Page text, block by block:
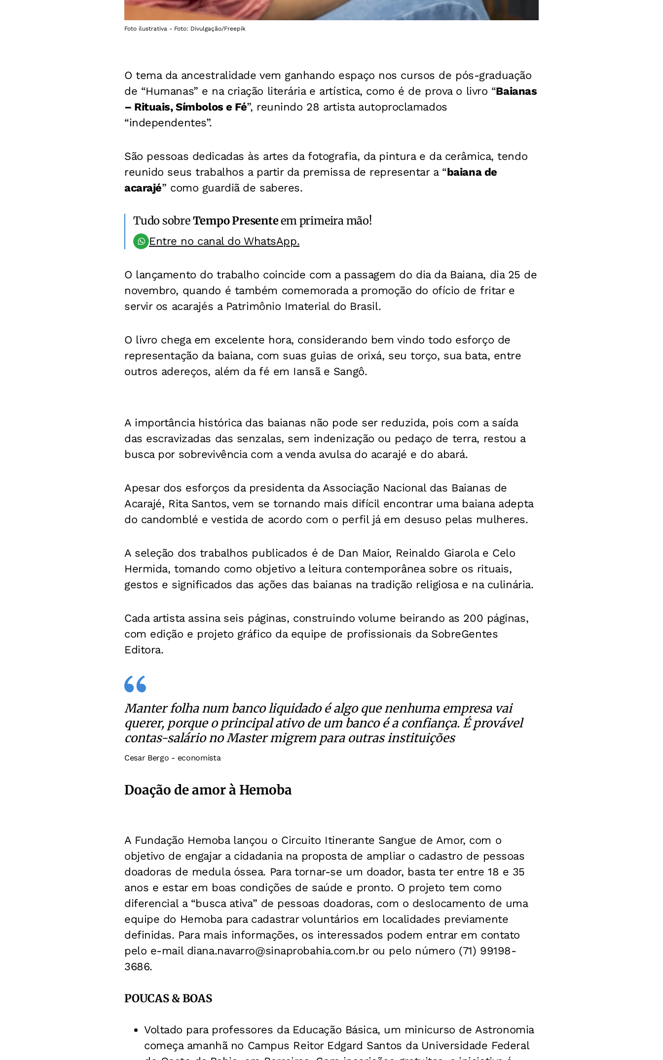
Foto ilustrativa - Foto: Divulgação/Freepik
O tema da ancestralidade vem ganhando espaço nos cursos de pós-graduação
de “Humanas” e na criação literária e artística, como é de prova o livro “Baianas
– Rituais, Símbolos e Fé”, reunindo 28 artista autoproclamados
“independentes”.
São pessoas dedicadas às artes da fotografia, da pintura e da cerâmica, tendo
reunido seus trabalhos a partir da premissa de representar a “baiana de
acarajé” como guardiã de saberes.
Tudo sobreTempo Presenteem primeira mão!
Entre no canal do WhatsApp.
O lançamento do trabalho coincide com a passagem do dia da Baiana, dia 25 de
novembro, quando é também comemorada a promoção do ofício de fritar e
servir os acarajés a Patrimônio Imaterial do Brasil.
O livro chega em excelente hora, considerando bem vindo todo esforço de
representação da baiana, com suas guias de orixá, seu torço, sua bata, entre
outros adereços, além da fé em Iansã e Sangô.
A importância histórica das baianas não pode ser reduzida, pois com a saída
das escravizadas das senzalas, sem indenização ou pedaço de terra, restou a
busca por sobrevivência com a venda avulsa do acarajé e do abará.
Apesar dos esforços da presidenta da Associação Nacional das Baianas de
Acarajé, Rita Santos, vem se tornando mais difícil encontrar uma baiana adepta
do candomblé e vestida de acordo com o perfil já em desuso pelas mulheres.
A seleção dos trabalhos publicados é de Dan Maior, Reinaldo Giarola e Celo
Hermida, tomando como objetivo a leitura contemporânea sobre os rituais,
gestos e significados das ações das baianas na tradição religiosa e na culinária.
Cada artista assina seis páginas, construindo volume beirando as 200 páginas,
com edição e projeto gráfico da equipe de profissionais da SobreGentes
Editora.
Manter folha num banco liquidado é algo que nenhuma empresa vai
querer, porque o principal ativo de um banco é a confiança. É provável
contas-salário no Master migrem para outras instituições
Cesar Bergo - economista
Doação de amor à Hemoba
A Fundação Hemoba lançou o Circuito Itinerante Sangue de Amor, com o
objetivo de engajar a cidadania na proposta de ampliar o cadastro de pessoas
doadoras de medula óssea. Para tornar-se um doador, basta ter entre 18 e 35
anos e estar em boas condições de saúde e pronto. O projeto tem como
diferencial a “busca ativa” de pessoas doadoras, com o deslocamento de uma
equipe do Hemoba para cadastrar voluntários em localidades previamente
definidas. Para mais informações, os interessados podem entrar em contato
pelo e-mail diana.navarro@sinaprobahia.com.brou pelo número (71) 99198-
3686.
POUCAS & BOAS
Voltado para professores da Educação Básica, um minicurso de Astronomia
começa amanhã no Campus Reitor Edgard Santos da Universidade Federal